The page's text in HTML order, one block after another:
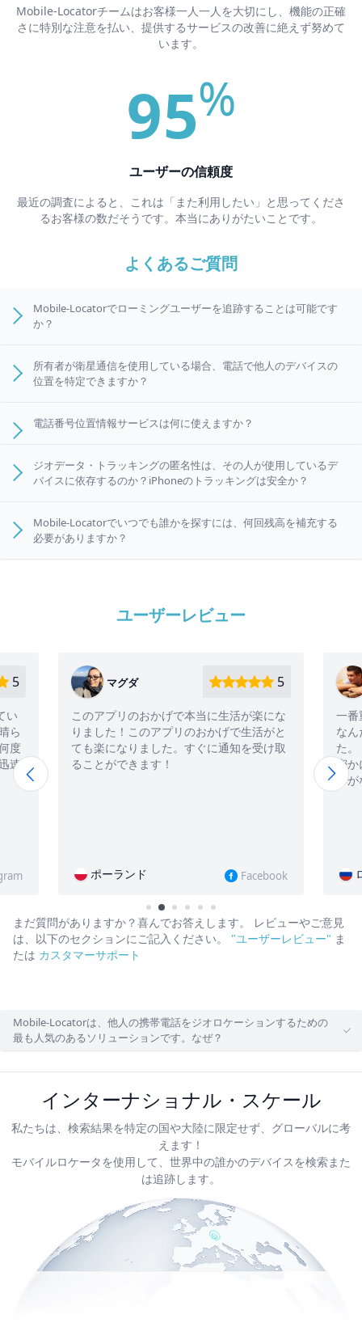
Mobile-Locatorチームはお客様一人一人を大切にし、機能の正確
さに特別な注意を払い、提供するサービスの改善に絶えず努めて
います。
95%
ユーザーの信頼度
最近の調査によると、これは「また利用したい」と思ってくださ
るお客様の数だそうです。本当にありがたいことです。
よくあるご質問
Mobile-Locatorでローミングユーザーを追跡することは可能です
か？
所有者が衛星通信を使用している場合、電話で他人のデバイスの
位置を特定できますか？
電話番号位置情報サービスは何に使えますか？
ジオデータ・トラッキングの匿名性は、その人が使用しているデ
バイスに依存するのか？iPhoneのトラッキングは安全か？
Mobile-Locatorでいつでも誰かを探すには、何回残高を補充する
必要がありますか？
ユーザーレビュー
5
かげで本当に生活が楽にな
アプリのおかげで生活がと
た。すぐに通知を受け取
！
Facebook
ユーリ
一番重要なのは、本当に匿名だ
なんだけど、どうしても信じら
た。 私は数ヶ月前から愛する彼
密かに追っているのだが、彼女
ロシア
まだ質問がありますか？喜んでお答えします。
レビューやご意見
は、以下のセクションにご記入ください。 "ユーザーレビュー" ま
たは カスタマーサポート
Mobile-Locatorは、他人の携帯電話をジオロケーションするための
最も人気のあるソリューションです。なぜ？
インターナショナル・スケール
私たちは、検索結果を特定の国や大陸に限定せず、グローバルに考
えます！
モバイルロケータを使用して、世界中の誰かのデバイスを検索また
は追跡します。